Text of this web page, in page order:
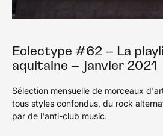
Eclectype #62 – La
aquitaine – janvier 2021
Sélection mensuelle de morceaux
tous styles confondus, du rock
par de l'anti-club music.